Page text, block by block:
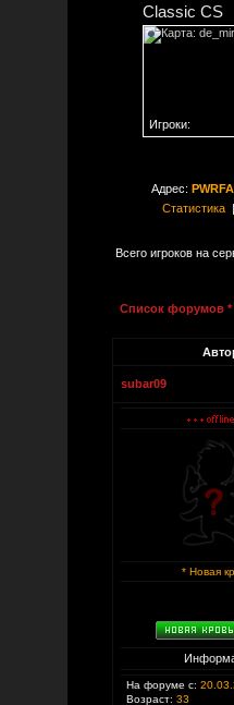
Classic CS
Игроки:
Адрес:
Статистика|
Всего игроков на
Список форумов *
subar09
* Новая
На форуме с:
Возраст: 33